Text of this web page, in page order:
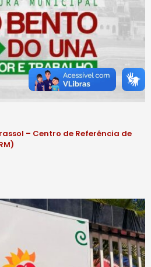
– Centro de Referência de